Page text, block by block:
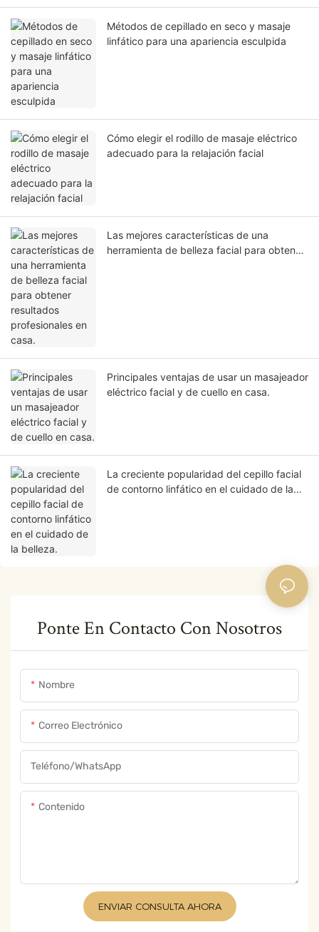
Métodos de cepillado en seco y masaje
linfático para una apariencia esculpida
Cómo elegir el rodillo de masaje eléctrico
adecuado para la relajación facial
Las mejores características de una
herramienta de belleza facial para obtener
Principales ventajas de usar un masajeador
eléctrico facial y de cuello en casa.
La creciente popularidad del cepillo facial
de contorno linfático en el cuidado de la
Ponte En Contacto Con Nosotros
Nombre
Correo Electrónico
Teléfono/WhatsApp
Contenido
ENVIAR CONSULTA AHORA